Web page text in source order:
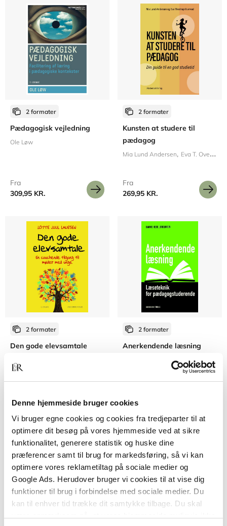
Denne hjemmeside bruger cookies
Vi bruger egne cookies og cookies fra tredjeparter til at
optimere dit besøg på vores hjemmeside ved at sikre
funktionalitet, generere statistik og huske dine
præferencer samt til brug for markedsføring, så vi kan
optimere vores reklametiltag på sociale medier og
Google Ads. Herudover bruger vi cookies til at vise dig
funktioner til brug i forbindelse med sociale medier. Du
kan til enhver tid trække dit samtykke tilbage. Du skal
2 formater
Pædagogisk vejledning
Ole Løw
Fra
309,95 KR.
2 formater
Kunsten at studere til
pædagog
Mia Lund Andersen Eva T. Overvad
Fra
269,95 KR.
2 formater
Den gode elevsamtale
Fra
2 formater
Anerkendende læsning
Hanne Hede Jørgensen
Fra